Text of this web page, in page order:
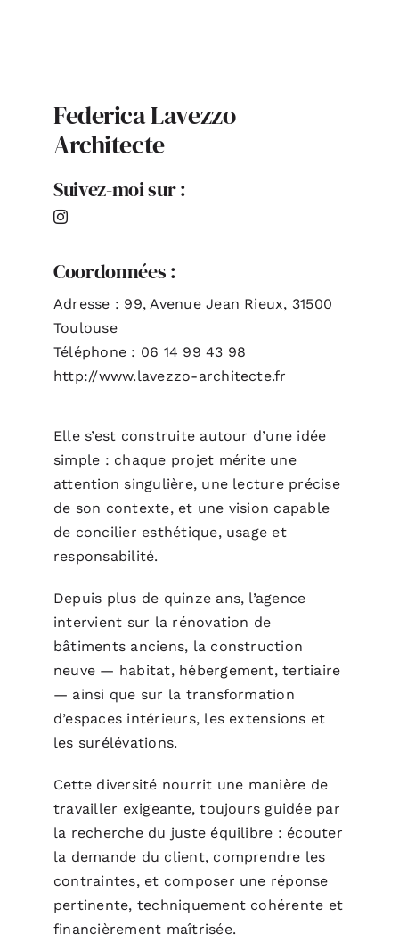
Federica Lavezzo
Architecte
Suivez-moi sur :
Coordonnées :
Adresse : 99, Avenue Jean Rieux, 31500
Toulouse
Téléphone : 06 14 99 43 98
http://www.lavezzo-architecte.fr
Elle s’est construite autour d’une idée
simple : chaque projet mérite une
attention singulière, une lecture précise
de son contexte, et une vision capable
de concilier esthétique, usage et
responsabilité.
Depuis plus de quinze ans, l’agence
intervient sur la rénovation de
bâtiments anciens, la construction
neuve — habitat, hébergement, tertiaire
— ainsi que sur la transformation
d’espaces intérieurs, les extensions et
les surélévations.
Cette diversité nourrit une manière de
travailler exigeante, toujours guidée par
la recherche du juste équilibre : écouter
la demande du client, comprendre les
contraintes, et composer une réponse
pertinente, techniquement cohérente et
financièrement maîtrisée.